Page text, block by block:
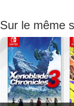
Sur le même